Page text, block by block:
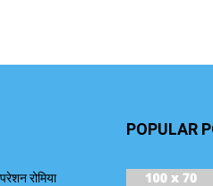
रोमिया
POPULAR